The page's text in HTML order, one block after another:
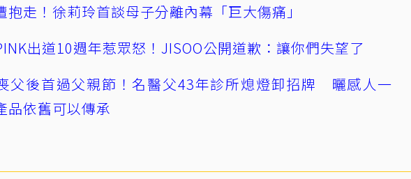
抱走！徐莉玲首談母子分離內幕「巨大傷痛」
出道10週年惹眾怒！JISOO公開道歉：讓你們失望了
父後首過父親節！名醫父43年診所熄燈卸招牌 曬感人一
品依舊可以傳承